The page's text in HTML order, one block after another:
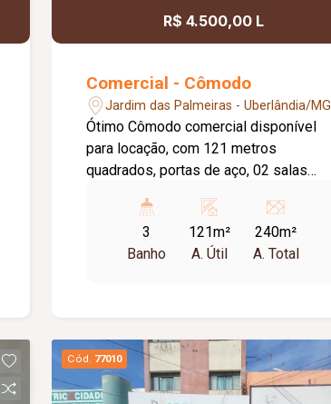
R$ 4.500,00 L
Comercial - Cômodo
Jardim das Palmeiras - Uberlândia/MG
Ótimo Cômodo comercial disponível
para locação, com 121 metros
quadrados, portas de aço, 02 salas
localizada em uma das principais
avenidas do bairro.
3
Banho
121m²
A. Útil
240m²
A. Total
Cód. 77010